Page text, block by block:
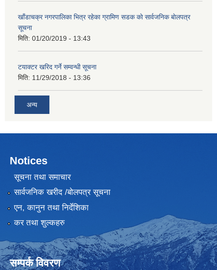
खाँडाचक्र नगरपालिका भित्र रहेका ग्रामिण सडक काे सार्वजनिक बाेलपत्र
सूचना
मिति: 01/20/2019 - 13:43
टयाक्टर खरिद गर्ने सम्वन्धी सूचना
मिति: 11/29/2018 - 13:36
अन्य
Notices
सूचना तथा समाचार
सार्वजनिक खरीद /बोलपत्र सूचना
एन, कानुन तथा निर्देशिका
कर तथा शुल्कहरु
सम्पर्क विवरण